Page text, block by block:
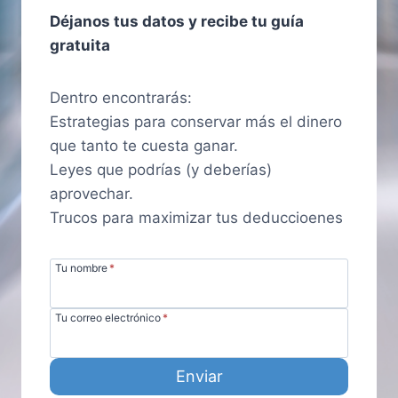
Déjanos tus datos y recibe tu guía
gratuita
Dentro encontrarás:
Estrategias para conservar más el dinero
que tanto te cuesta ganar.
Leyes que podrías (y deberías)
aprovechar.
Trucos para maximizar tus deduccioenes
Tu nombre*
Tu correo electrónico*
Enviar